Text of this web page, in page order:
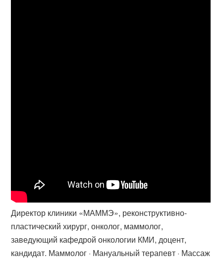
Директор клиники «МАММЭ», реконструктивно-
пластический хирург, онколог​, маммолог,
заведующий кафедрой онкологии КМИ, доцент,
кандидат. Маммолог · Мануальный терапевт · Массаж